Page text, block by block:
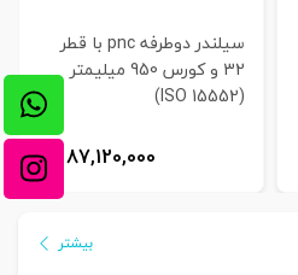
سیلندر دوطرفه pnc با قطر
32 و کورس 950 میلیمتر
(ISO 15552)
87,120,000 ریال
بیشتر